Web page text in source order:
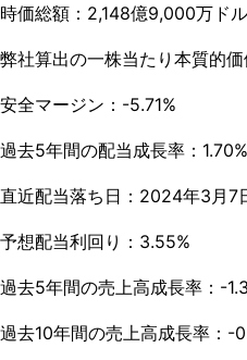
時価総額：2,148億9,000万ドル
弊社算出の一株当たり本質的
安全マージン：-5.71%
過去5年間の配当成長率：1.70%
直近配当落ち日：2024年3月7
予想配当利回り：3.55%
過去5年間の売上高成長率：-
過去10年間の売上高成長率：-